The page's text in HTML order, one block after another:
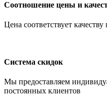
Соотношение цены и
Цена соответствует
Система скидок
Мы предоставляем
постоянных клиентов